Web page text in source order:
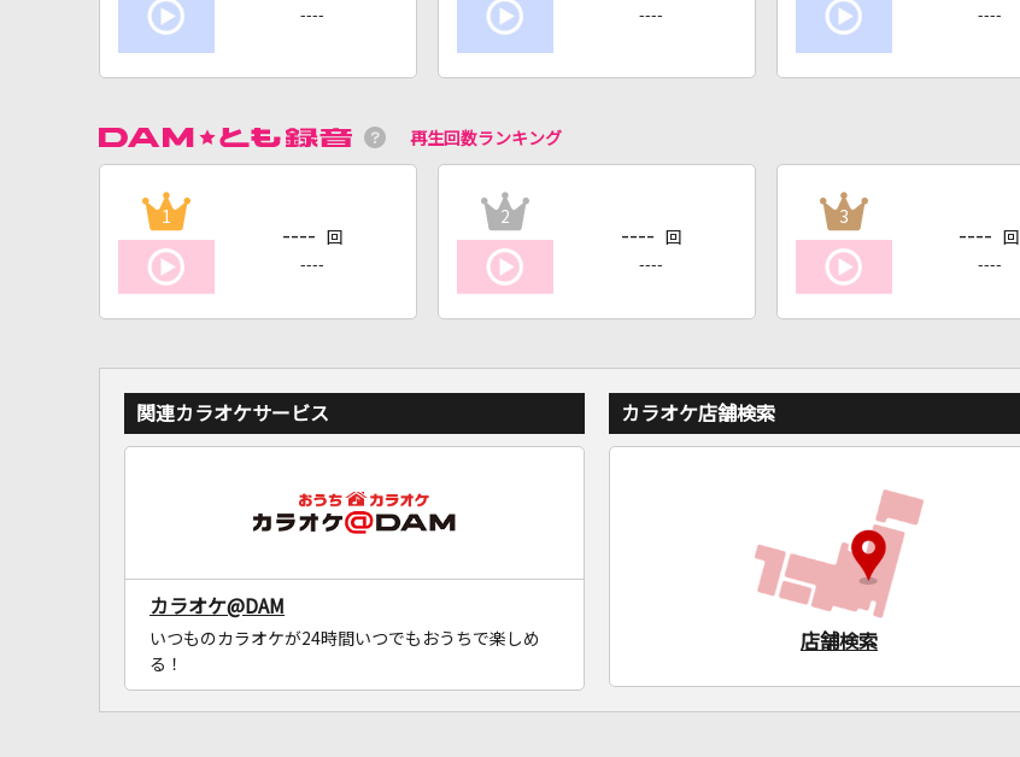
---- ---- ----
再生回数ランキング
1
---- 回
----
2
---- 回
----
3
---- 回
----
関連カラオケサービス
カラオケ@DAM
いつものカラオケが24時間いつでもおうちで楽しめ
る！
カラオケ店舗検索
店舗検索